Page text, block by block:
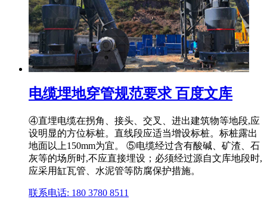
电缆埋地穿管规范要求 百度文库
④直埋电缆在拐角、接头、交叉、进出建筑物等地段,应
设明显的方位标桩。直线段应适当增设标桩。标桩露出
地面以上150mm为宜。 ⑤电缆经过含有酸碱、矿渣、石
灰等的场所时,不应直接埋设；必须经过源自文库地段时,
应采用缸瓦管、水泥管等防腐保护措施。
联系电话: 180 3780 8511